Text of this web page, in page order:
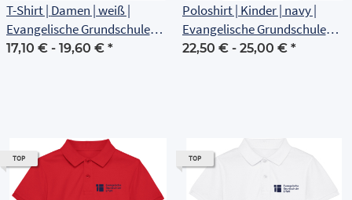
T-Shirt | Damen | weiß |
Evangelische Grundschule
Erfurt
17,10 € - 19,60 € *
Poloshirt | Kinder | navy |
Evangelische Grundschule
Erfurt
22,50 € - 25,00 € *
TOP TOP